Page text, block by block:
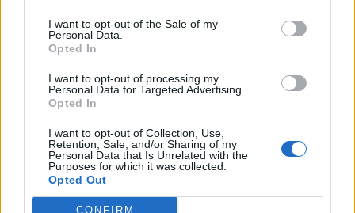
I want to opt-out of the Sale of my
Personal Data.
Opted In
I want to opt-out of processing my
Personal Data for Targeted Advertising.
Opted In
I want to opt-out of Collection, Use,
Retention, Sale, and/or Sharing of my
Personal Data that Is Unrelated with the
Purposes for which it was collected.
Opted Out
CONFIRM
Certaines périodes de la vie sont plus favorables que
d’autres aux rencontres importantes. Sur le plan
astrologique, certains signes arrivent à un moment
clé : un équilibre intérieur plus solide, une vision plus
claire de l’amour et une ouverture sincère à une